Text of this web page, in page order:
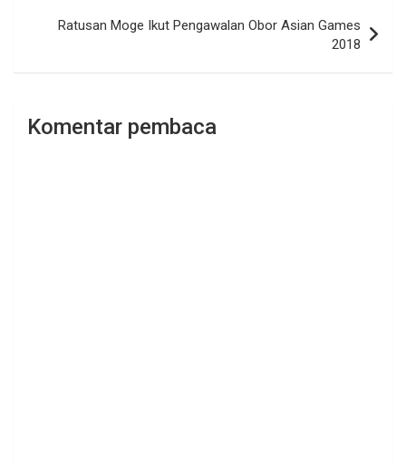
Ratusan Moge Ikut Pengawalan Obor Asian Games
2018
Komentar pembaca